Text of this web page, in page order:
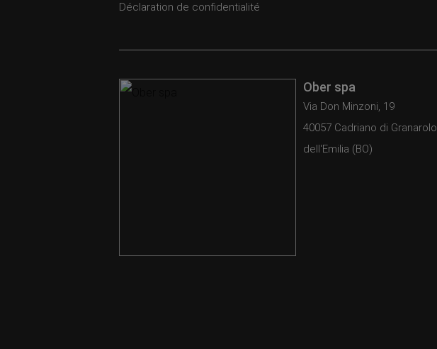
Déclaration de confidentialité
Ober spa
Via Don Minzoni, 19
40057 Cadriano di Granarolo
dell'Emilia (BO)